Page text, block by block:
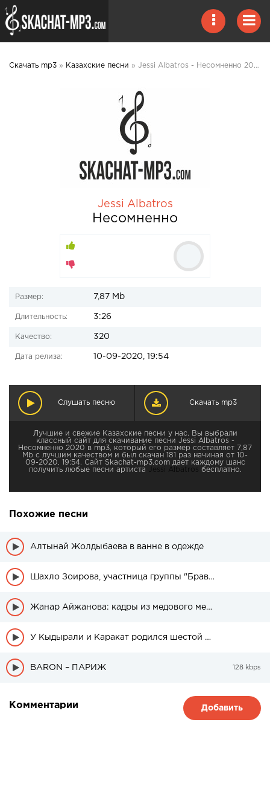
Скачать mp3 » Казахские песни » Jessi Albatros - Несомненно 2020 mp3 скачать
Jessi Albatros
Несомненно
Размер: 7,87 Mb
Длительность: 3:26
Качество: 320
Дата релиза: 10-09-2020, 19:54
Слушать песню Скачать mp3
Лучшие и свежие Казахские песни у нас. Вы выбрали
классный сайт для скачивание песни Jessi Albatros -
Несомненно 2020 в mp3, который его размер составляет 7,87
Mb с лучшим качеством и был скачан 181 раз начиная от 10-
09-2020, 19:54. Сайт Skachat-mp3.com дает каждому шанс
получить любые песни артиста
Jessi Albatros бесплатно.
Похожие песни
Алтынай Жолдыбаева в ванне в одежде
Шахло Зоирова, участница группы "Браво" была в свадебном платье
Жанар Айжанова: кадры из медового месяца дочери
У Кыдырали и Каракат родился шестой ребенок
BARON – ПАРИЖ 128 kbps
Комментарии Добавить